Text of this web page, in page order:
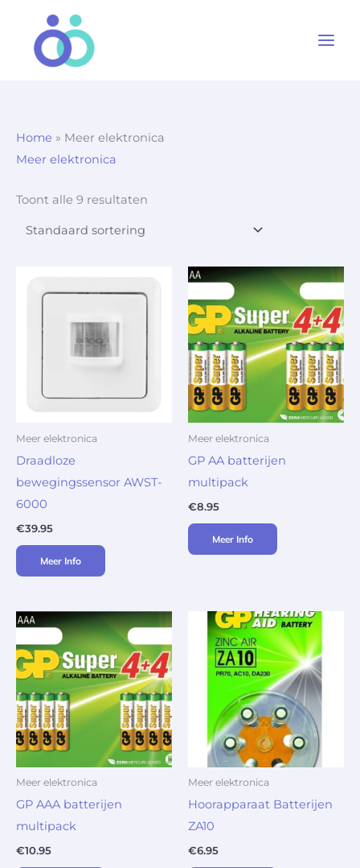
Home » Meer elektronica
Meer elektronica
Toont alle 9 resultaten
Meer elektronica
Draadloze
bewegingssensor AWST-
6000
€39.95
Meer Info
Meer elektronica
GP AA batterijen
multipack
€8.95
Meer Info
Meer elektronica
GP AAA batterijen
multipack
€10.95
Meer elektronica
Hoorapparaat Batterijen
ZA10
€6.95